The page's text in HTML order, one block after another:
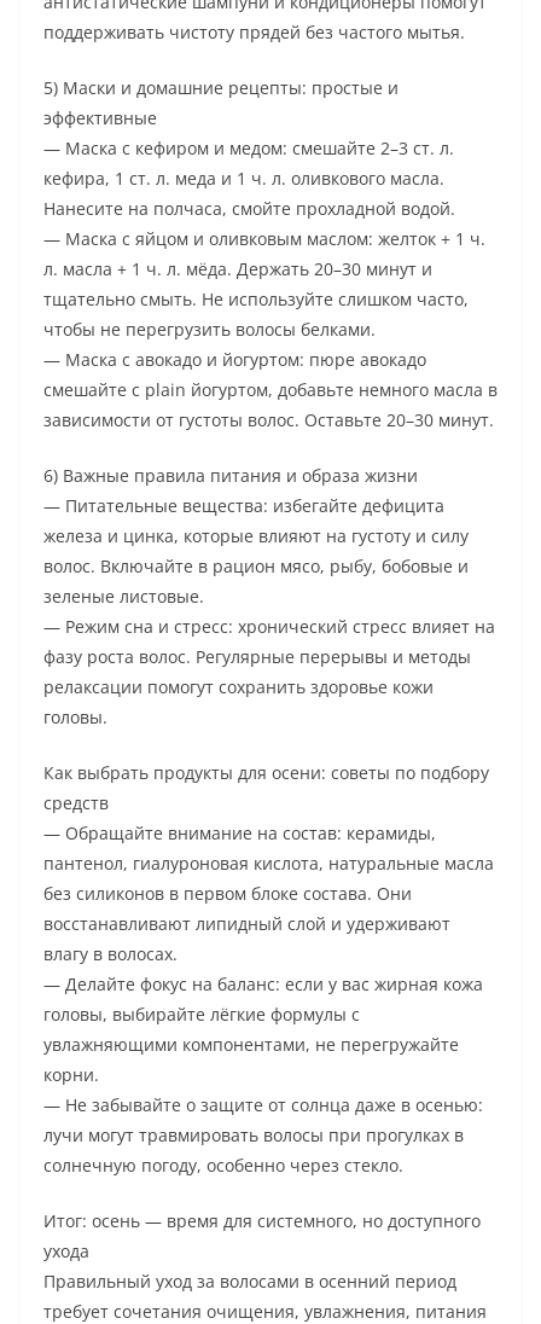
поддерживать чистоту прядей без частого мытья.
5) Маски и домашние рецепты: простые и
эффективные
— Маска с кефиром и медом: смешайте 2–3 ст. л.
кефира, 1 ст. л. меда и 1 ч. л. оливкового масла.
Нанесите на полчаса, смойте прохладной водой.
— Маска с яйцом и оливковым маслом: желток + 1 ч.
л. масла + 1 ч. л. мёда. Держать 20–30 минут и
тщательно смыть. Не используйте слишком часто,
чтобы не перегрузить волосы белками.
— Маска с авокадо и йогуртом: пюре авокадо
смешайте с plain йогуртом, добавьте немного масла в
зависимости от густоты волос. Оставьте 20–30 минут.
6) Важные правила питания и образа жизни
— Питательные вещества: избегайте дефицита
железа и цинка, которые влияют на густоту и силу
волос. Включайте в рацион мясо, рыбу, бобовые и
зеленые листовые.
— Режим сна и стресс: хронический стресс влияет на
фазу роста волос. Регулярные перерывы и методы
релаксации помогут сохранить здоровье кожи
головы.
Как выбрать продукты для осени: советы по подбору
средств
— Обращайте внимание на состав: керамиды,
пантенол, гиалуроновая кислота, натуральные масла
без силиконов в первом блоке состава. Они
восстанавливают липидный слой и удерживают
влагу в волосах.
— Делайте фокус на баланс: если у вас жирная кожа
головы, выбирайте лёгкие формулы с
увлажняющими компонентами, не перегружайте
корни.
— Не забывайте о защите от солнца даже в осенью:
лучи могут травмировать волосы при прогулках в
солнечную погоду, особенно через стекло.
Итог: осень — время для системного, но доступного
ухода
Правильный уход за волосами в осенний период
требует сочетания очищения, увлажнения, питания